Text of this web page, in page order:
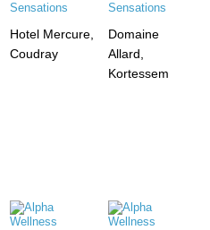
Hotel Mercure,
Coudray
Domaine
Allard,
Kortessem